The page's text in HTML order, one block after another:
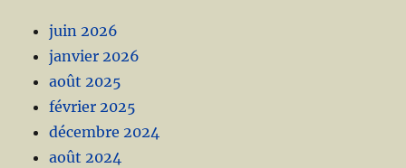
juin 2026
janvier 2026
août 2025
février 2025
décembre 2024
août 2024